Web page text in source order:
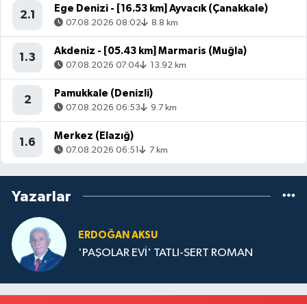
2.1
Ege Denizi - [16.53 km] Ayvacık (Çanakkale)
07.08.2026 08:02 8.8 km
1.3
Akdeniz - [05.43 km] Marmaris (Muğla)
07.08.2026 07:04 13.92 km
2
Pamukkale (Denizli)
07.08.2026 06:53 9.7 km
1.6
Merkez (Elazığ)
07.08.2026 06:51 7 km
Yazarlar
ERDOĞAN AKSU
'PAŞOLAR EVİ' TATLI-SERT ROMAN